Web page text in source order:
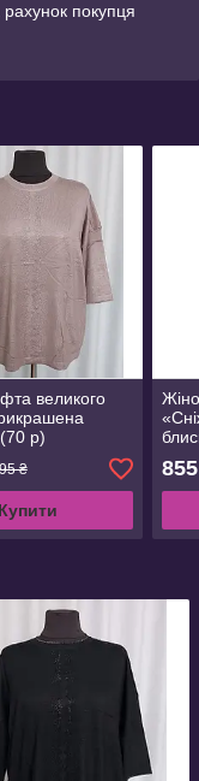
покупця
великого
р)
₴
Купити
855